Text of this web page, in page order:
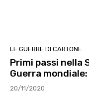
LE GUERRE DI CARTONE
Primi passi nella
Guerra
20/11/2020